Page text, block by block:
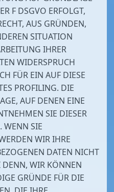
F DSGVO ERFOLGT,
AUS GRÜNDEN,
SITUATION
IHRER
WIDERSPRUCH
FÜR EIN AUF DIESE
PROFILING. DIE
AUF DENEN EINE
SIE DIESER
WENN SIE
WIR IHRE
DATEN NICHT
DENN, WIR KÖNNEN
GRÜNDE FÜR DIE